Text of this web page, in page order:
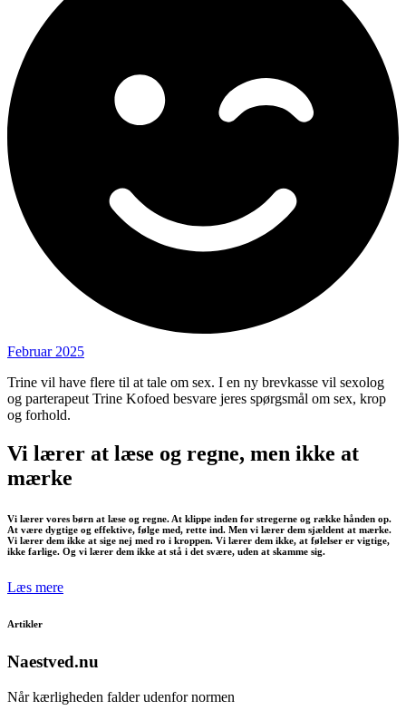
Februar 2025
Trine vil have flere til at tale om sex. I en ny brevkasse vil sexolog
og parterapeut Trine Kofoed besvare jeres spørgsmål om sex, krop
og forhold.
Vi lærer at læse og regne, men ikke at
mærke
Vi lærer vores børn at læse og regne. At klippe inden for stregerne og række hånden op.
At være dygtige og effektive, følge med, rette ind. Men vi lærer dem sjældent at mærke.
Vi lærer dem ikke at sige nej med ro i kroppen. Vi lærer dem ikke, at følelser er vigtige,
ikke farlige. Og vi lærer dem ikke at stå i det svære, uden at skamme sig.
Læs mere
Artikler
Naestved.nu
Når kærligheden falder udenfor normen